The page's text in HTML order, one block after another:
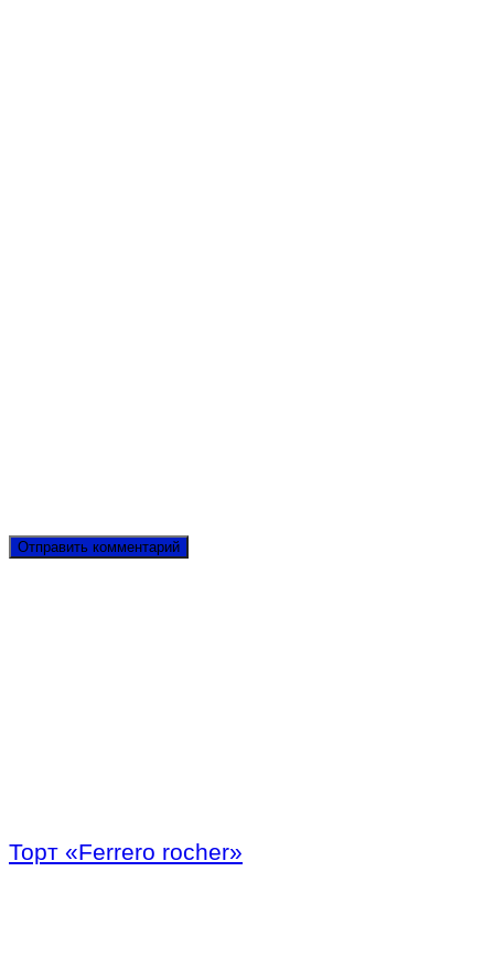
Торт «Ferrero rocher»